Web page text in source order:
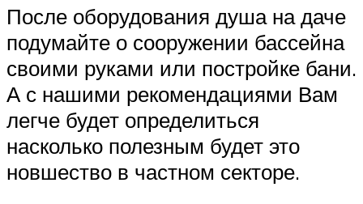
После оборудования душа на даче
подумайте о сооружении бассейна
своими руками или постройке бани.
А с нашими рекомендациями Вам
легче будет определиться
насколько полезным будет это
новшество в частном секторе.